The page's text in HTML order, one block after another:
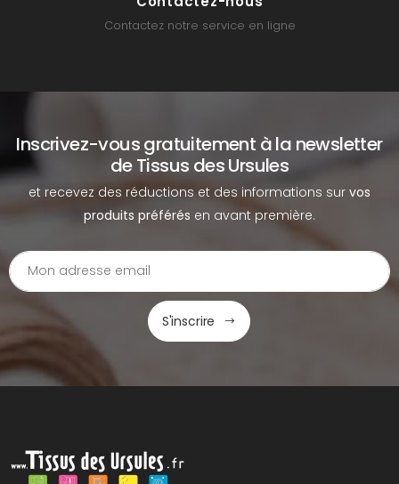
Contactez notre service en ligne
Inscrivez-vous gratuitement à la newsletter
de Tissus des Ursules
et recevez des réductions et des informations sur vos
produits préférés en avant première.
S'inscrire